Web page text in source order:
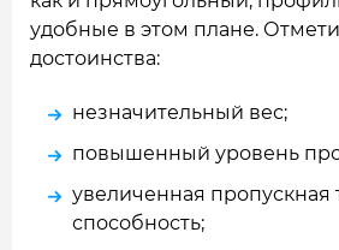
удобные в этом плане.
достоинства:
незначительный вес;
повышенный уровень
увеличенная пропускная
способность;